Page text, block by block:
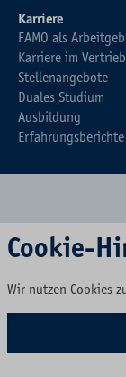
Karriere
FAMO als
Karriere im Vertrieb
Stellenangebote
Duales Studium
Ausbildung
Erfahrungsberichte
Cookie-
Wir nutzen Cookies